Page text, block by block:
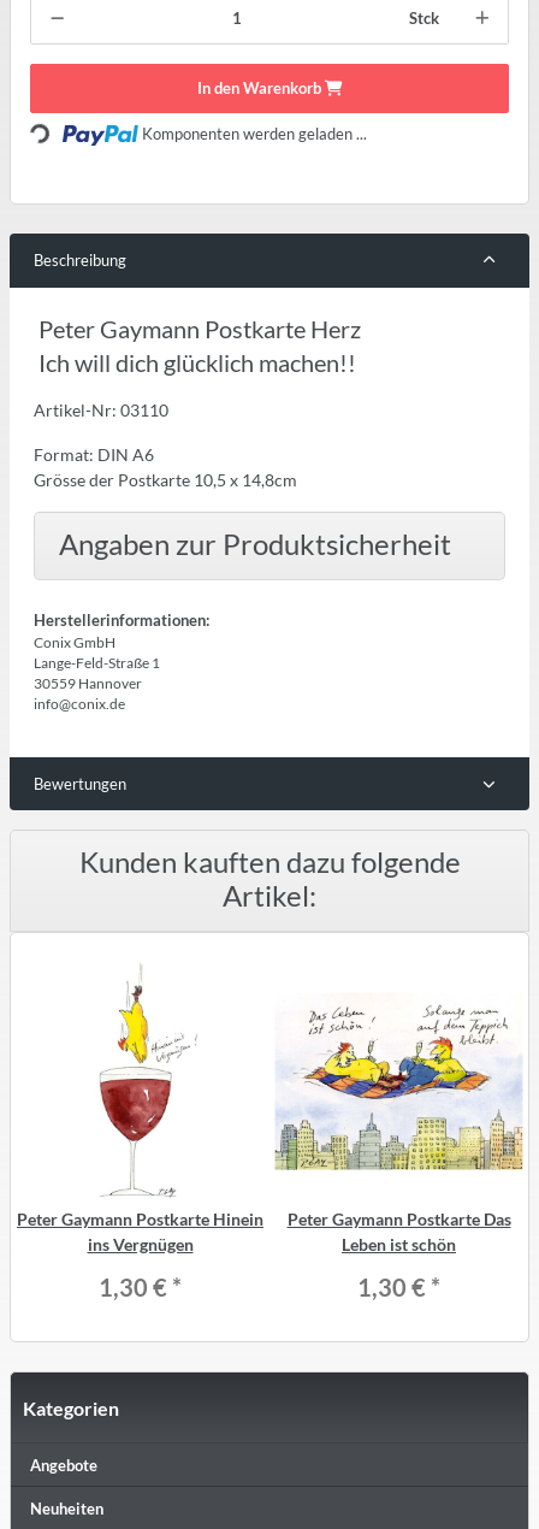
Stck
In den Warenkorb
Loading... Komponenten werden geladen ...
Beschreibung
Peter Gaymann Postkarte Herz
Ich will dich glücklich machen!!
Artikel-Nr: 03110
Format: DIN A6
Grösse der Postkarte 10,5 x 14,8cm
Angaben zur Produktsicherheit
Herstellerinformationen:
Conix GmbH
Lange-Feld-Straße 1
30559 Hannover
info@conix.de
Bewertungen
Kunden kauften dazu folgende
Artikel:
Peter Gaymann Postkarte Hinein
ins Vergnügen
1,30 € *
Peter Gaymann Postkarte Das
Leben ist schön
1,30 € *
Kategorien
Angebote
Neuheiten